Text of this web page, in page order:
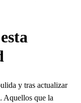
y tras actualizar
Aquellos que la